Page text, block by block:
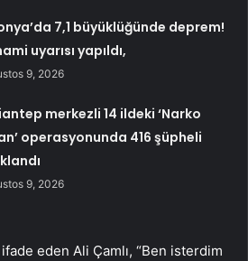
7,1 büyüklüğünde deprem!
uyarısı yapıldı,
9, 2026
merkezli 14 ildeki ‘Narko
operasyonunda 416 şüpheli
9, 2026
eden Ali Çamlı, “Ben isterdim